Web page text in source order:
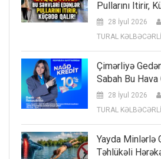
Pullarını Itirir,
28 İyul 2026
TURAL KƏLBƏCƏRLİ
Çimərliyə
Sabah Bu
28 İyul 2026
TURAL KƏLBƏCƏRLİ
Yayda Minlərlə
Təhlükəli